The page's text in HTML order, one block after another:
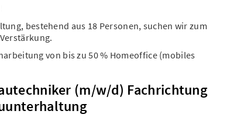
bestehend aus 18 Personen, suchen wir zum
von bis zu 50 % Homeoffice (mobiles
(m/w/d) Fachrichtung